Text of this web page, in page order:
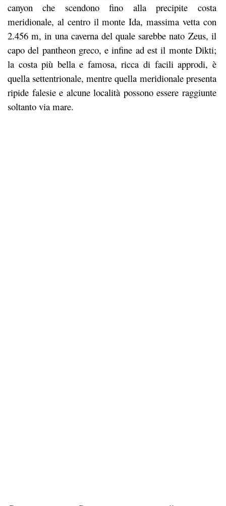
canyon che scendono fino alla precipite costa
meridionale, al centro il monte Ida, massima vetta con
2.456 m, in una caverna del quale sarebbe nato Zeus, il
capo del pantheon greco, e infine ad est il monte Dikti;
la costa più bella e famosa, ricca di facili approdi, è
quella settentrionale, mentre quella meridionale presenta
ripide falesie e alcune località possono essere raggiunte
soltanto via mare.